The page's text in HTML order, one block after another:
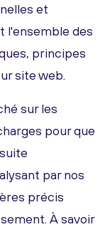
et
l'ensemble des
principes
site web.
sur les
pour que
par nos
précis
À savoir